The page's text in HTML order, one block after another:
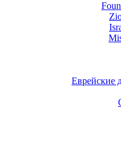
Еврейские